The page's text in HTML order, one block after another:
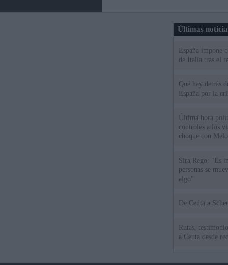
Últimas
España impone
de Italia tras el
Qué hay detrás
España por la
Última hora
controles a los
choque con
Sira Rego: "Es
personas se
algo"
De
Rutas,
a Ceuta desde